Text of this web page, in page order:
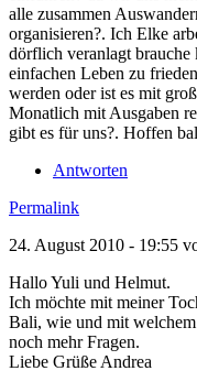
alle zusammen
organisieren?. Ich Elke
dörflich veranlagt
einfachen Leben zu
werden oder ist es mit
Monatlich mit Ausgaben
gibt es für uns?. Hoffen
Antworten
Permalink
24. August 2010 - 19:55
Hallo Yuli und Helmut.
Ich möchte mit meiner
Bali, wie und mit
noch mehr Fragen.
Liebe Grüße Andrea